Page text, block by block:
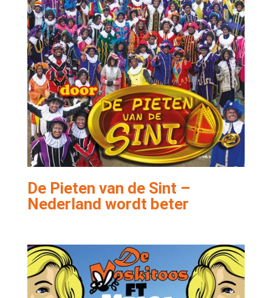
De Pieten van de Sint –
Nederland wordt beter